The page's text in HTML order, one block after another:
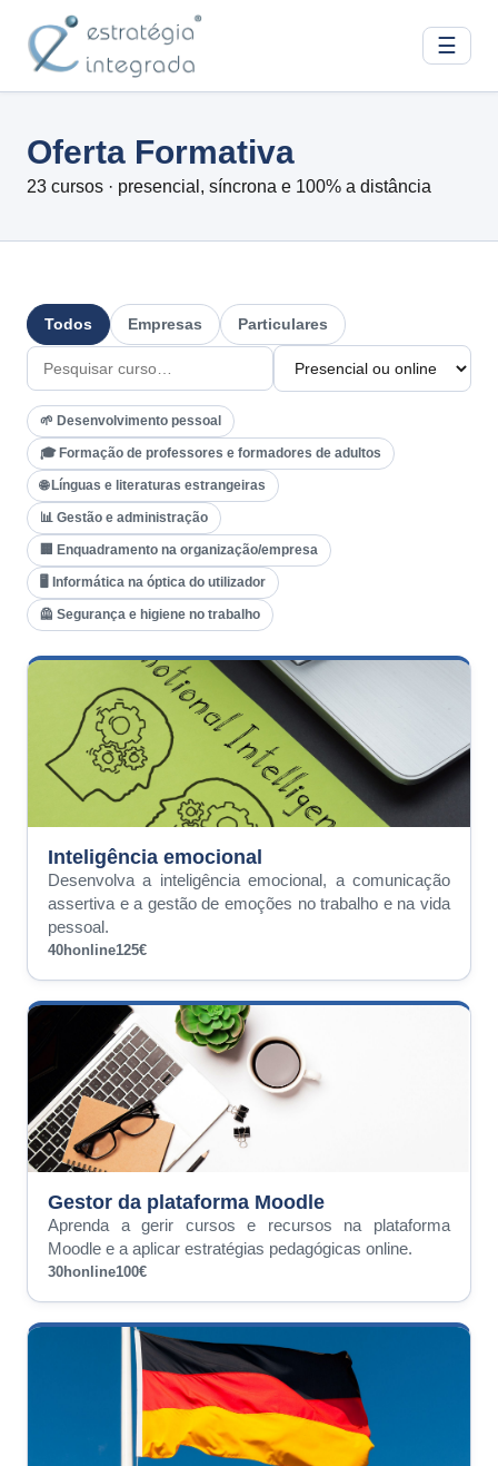
☰
Oferta Formativa
23 cursos · presencial, síncrona e 100% a distância
Todos Empresas Particulares
🌱 Desenvolvimento pessoal
🎓 Formação de professores e formadores de adultos
🌐 Línguas e literaturas estrangeiras
📊 Gestão e administração
🏢 Enquadramento na organização/empresa
🖥️ Informática na óptica do utilizador
🦺 Segurança e higiene no trabalho
Inteligência emocional
Desenvolva a inteligência emocional, a comunicação
assertiva e a gestão de emoções no trabalho e na vida
pessoal.
40honline125€
Gestor da plataforma Moodle
Aprenda a gerir cursos e recursos na plataforma
Moodle e a aplicar estratégias pedagógicas online.
30honline100€